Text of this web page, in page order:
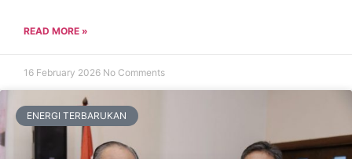
READ MORE »
16 February 2026 No Comments
ENERGI TERBARUKAN